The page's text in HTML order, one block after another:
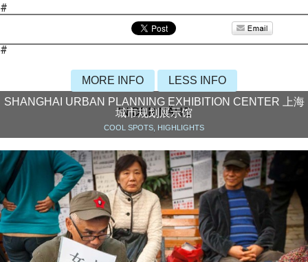
#
#
MORE INFO LESS INFO
IN DER NÄHE
SHANGHAI URBAN PLANNING EXHIBITION CENTER 上海
城市规划展示馆
COOL SPOTS, HIGHLIGHTS